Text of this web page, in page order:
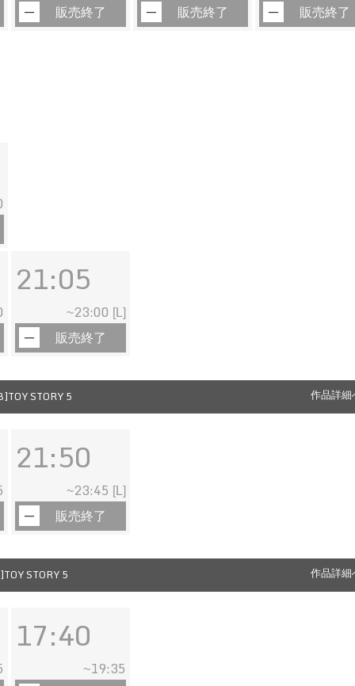
販売終了 販売終了 販売終了
21:05
~23:00 [L]
販売終了
STORY 5 作品詳細
21:50
~23:45 [L]
販売終了
STORY 5 作品詳細
17:40
~19:35